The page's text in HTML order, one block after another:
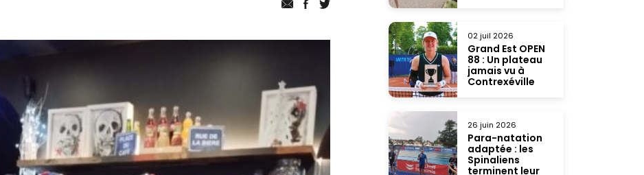
02 juil 2026
Grand Est OPEN
88 : Un plateau
jamais vu à
Contrexéville
26 juin 2026
Para-natation
adaptée : les
Spinaliens
terminent leur